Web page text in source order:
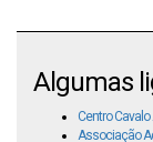
Algumas
Centro Cavalo
Associação